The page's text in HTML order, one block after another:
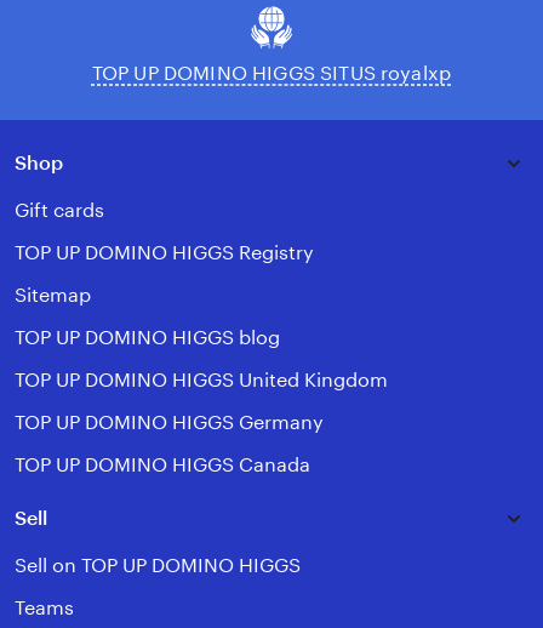
TOP UP DOMINO HIGGS SITUS royalxp
Shop
Gift cards
TOP UP DOMINO HIGGS Registry
Sitemap
TOP UP DOMINO HIGGS blog
TOP UP DOMINO HIGGS United Kingdom
TOP UP DOMINO HIGGS Germany
TOP UP DOMINO HIGGS Canada
Sell
Sell on TOP UP DOMINO HIGGS
Teams